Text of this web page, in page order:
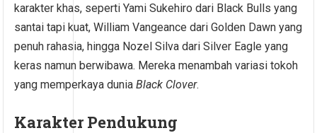
karakter khas, seperti Yami Sukehiro dari Black Bulls yang
santai tapi kuat, William Vangeance dari Golden Dawn yang
penuh rahasia, hingga Nozel Silva dari Silver Eagle yang
keras namun berwibawa. Mereka menambah variasi tokoh
yang memperkaya duniaBlack Clover.
Karakter Pendukung